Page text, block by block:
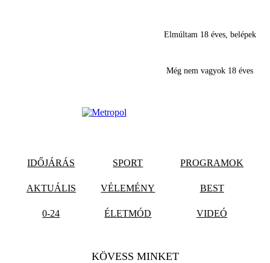
Elmúltam 18 éves, belépek
Még nem vagyok 18 éves
IDŐJÁRÁS SPORT PROGRAMOK
AKTUÁLIS VÉLEMÉNY BEST
0-24 ÉLETMÓD VIDEÓ
KÖVESS MINKET